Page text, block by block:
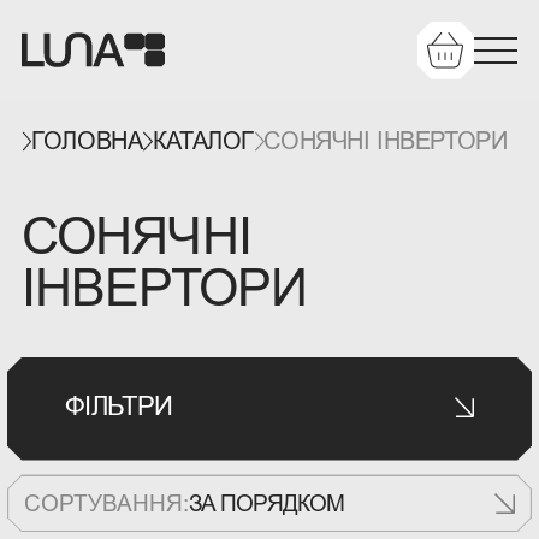
ГОЛОВНА КАТАЛОГ СОНЯЧНІ ІНВЕРТОРИ
СОНЯЧНІ
ІНВЕРТОРИ
ФІЛЬТРИ
СОРТУВАННЯ:ЗА ПОРЯДКОМ